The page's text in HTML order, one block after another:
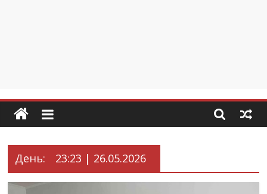
День: 23:23 | 26.05.2026